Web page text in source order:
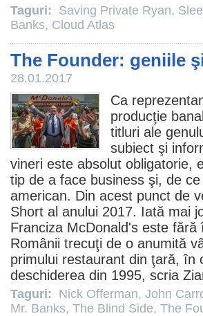
Taguri: Saving Private Ryan,
Banks, Cloud Atlas
The Founder: geniile
28.01.2017
Ca
producţie
titluri ale
subiect şi
vineri este absolut obligatorie,
tip de a face business şi, de
american. Din acest punct de
Short al anului 2017. Iată mai
Franciza McDonald's este
Românii trecuţi de o anumită
primului restaurant din ţară, în
deschiderea din 1995, scria
Taguri: Nick Offerman, John
Mr. Banks, The Blind Side, The